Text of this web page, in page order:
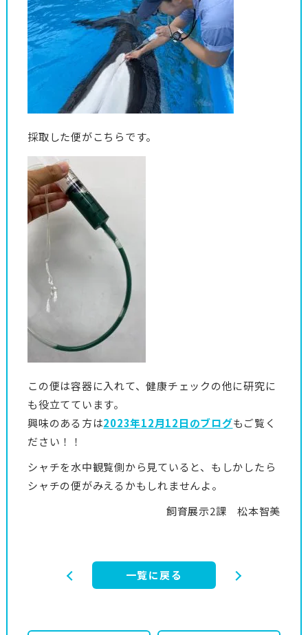
採取した便がこちらです。
この便は容器に入れて、健康チェックの他に研究に
も役立てています。
興味のある方は2023年12月12日のブログもご覧く
ださい！！
シャチを水中観覧側から見ていると、もしかしたら
シャチの便がみえるかもしれませんよ。
飼育展示2課 松本智美
一覧に戻る